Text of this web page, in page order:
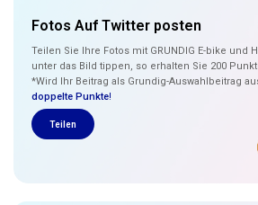
Fotos Auf Twitter posten
Teilen Sie Ihre Fotos mit GRUNDIG E-bike und
unter das Bild tippen, so erhalten Sie 200
*Wird Ihr Beitrag als Grundig-Auswahlbeitrag
doppelte Punkte!
Teilen